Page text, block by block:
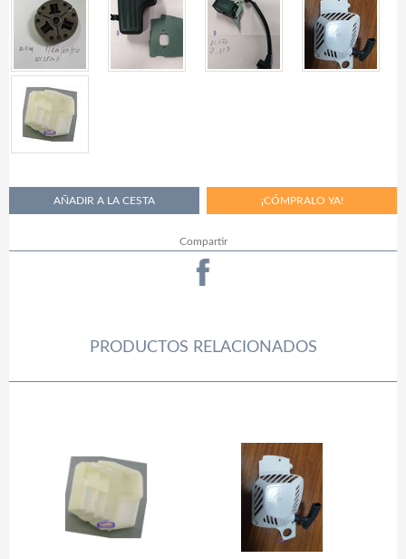
Compartir
PRODUCTOS RELACIONADOS